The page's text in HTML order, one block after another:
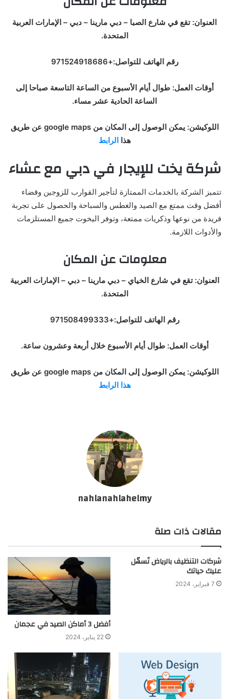
العنوان: تقع في شارع الصبا – دبي مارينا – دبي – الإمارات العربية
المتحدة.
رقم الهاتف للتواصل:+971524918686
أوقات العمل: طوال أيام الأسبوع من الساعة التاسعة صباحا إلى
الساعة الحادية عشر مساء.
اللوكيشن: يمكن الوصول إلى المكان من google maps عن طريق
هذا الرابط
شركة يخت للإيجار في دبي مع عشاء
تتميز الشركة بالخدمات الممتازة لتأجير القوارب للزوجين وقضاء
أفضل وقت ممتع مع الصيد والغطس والسباحة والحصول على تجربة
فريدة من نوعها وذكريات ممتعة، وتوفر اليخوت جميع المستلزمات
والأدوات اللازمة.
معلومات عن المكان
العنوان: تقع في شارع الخياي – دبي مارينا – دبي – الإمارات العربية
المتحدة.
رقم الهاتف للتواصل:+971508499333
أوقات العمل: طوال أيام الأسبوع خلال أربعة وعشرون ساعة.
اللوكيشن: يمكن الوصول إلى المكان من google maps عن طريق
هذا الرابط
nahlanahlahelmy
مقالات ذات صلة
شركات التنظيف بالرياض تُسهّل
عليك حياتك
7 فبراير، 2024
أفضل 3 أماكن الصيد في عجمان
22 يناير، 2024